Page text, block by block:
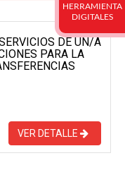
DE UN/A
PARA LA
VER DETALLE
HERRAMIENTA
DIGITALES